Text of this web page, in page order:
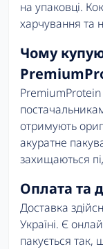
на упаковці.
харчування та
Чому
отримують
акуратне
захищаються
Оплата та
Доставка
Україні. Є
пакується так,